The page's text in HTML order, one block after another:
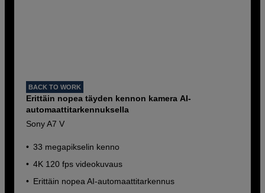
BACK TO WORK
Erittäin nopea täyden kennon kamera AI-
automaattitarkennuksella
Sony A7 V
33 megapikselin kenno
4K 120 fps videokuvaus
Erittäin nopea AI-automaattitarkennus